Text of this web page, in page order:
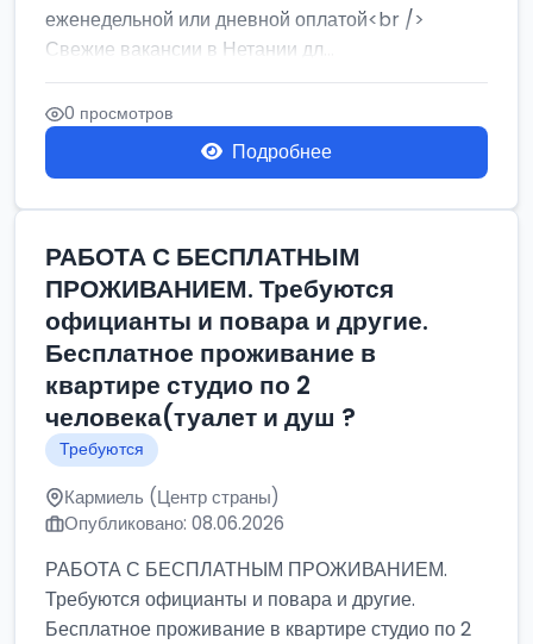
еженедельной или дневной оплатой<br />
Свежие вакансии в Нетании дл...
0 просмотров
Подробнее
РАБОТА С БЕСПЛАТНЫМ
ПРОЖИВАНИЕМ. Требуются
официанты и повара и другие.
Бесплатное проживание в
квартире студио по 2
человека(туалет и душ ?
Требуются
Кармиель (Центр страны)
Опубликовано: 08.06.2026
РАБОТА С БЕСПЛАТНЫМ ПРОЖИВАНИЕМ.
Требуются официанты и повара и другие.
Бесплатное проживание в квартире студио по 2